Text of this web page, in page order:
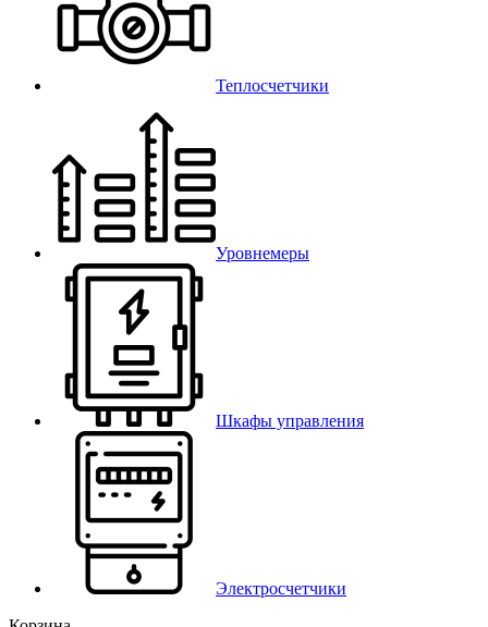
Теплосчетчики
Уровнемеры
Шкафы управления
Электросчетчики